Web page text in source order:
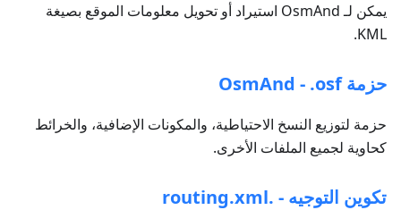
يمكن لـ OsmAnd استيراد أو تحويل معلومات الموقع بصيغة
KML.
حزمة OsmAnd - .osf
حزمة لتوزيع النسخ الاحتياطية، والمكونات الإضافية، والخرائط
كحاوية لجميع الملفات الأخرى.
تكوين التوجيه - .routing.xml